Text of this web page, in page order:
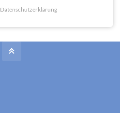
Datenschutzerklärung